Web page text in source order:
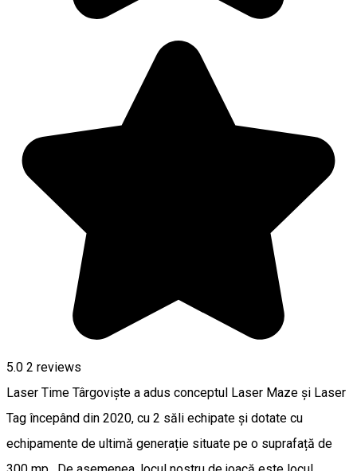
5.0 2 reviews
Laser Time Târgoviște a adus conceptul Laser Maze și Laser
Tag începând din 2020, cu 2 săli echipate și dotate cu
echipamente de ultimă generație situate pe o suprafață de